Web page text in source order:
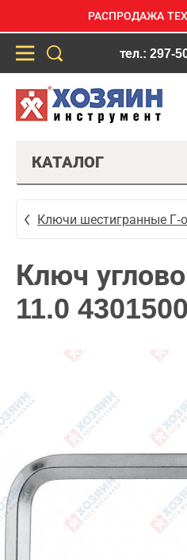
РАСПРОДАЖА
тел.: 297-
КАТАЛОГ
Ключи шестигранные Г-
Ключ
11.0